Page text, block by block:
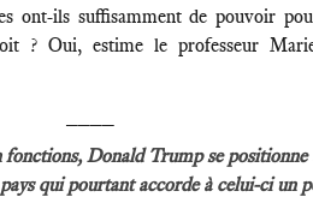
ont-ils suffisamment de pouvoir
? Oui, estime le professeur
fonctions, Donald Trump se positionne
qui pourtant accorde à celui-ci un